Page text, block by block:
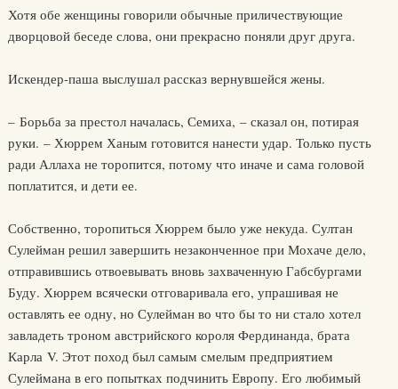
Хотя обе женщины говорили обычные приличествующие
дворцовой беседе слова, они прекрасно поняли друг друга.
Искендер-паша выслушал рассказ вернувшейся жены.
– Борьба за престол началась, Семиха, – сказал он, потирая
руки. – Хюррем Ханым готовится нанести удар. Только пусть
ради Аллаха не торопится, потому что иначе и сама головой
поплатится, и дети ее.
Собственно, торопиться Хюррем было уже некуда. Султан
Сулейман решил завершить незаконченное при Мохаче дело,
отправившись отвоевывать вновь захваченную Габсбургами
Буду. Хюррем всячески отговаривала его, упрашивая не
оставлять ее одну, но Сулейман во что бы то ни стало хотел
завладеть троном австрийского короля Фердинанда, брата
Карла V. Этот поход был самым смелым предприятием
Сулеймана в его попытках подчинить Европу. Его любимый